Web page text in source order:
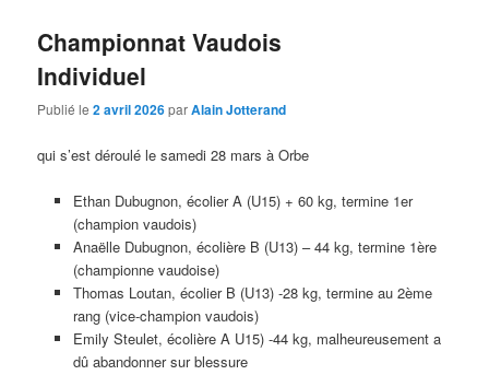
Championnat Vaudois
Individuel
Publié le2 avril 2026parAlain Jotterand
qui s’est déroulé le samedi 28 mars à Orbe
Ethan Dubugnon, écolier A (U15) + 60 kg, termine 1er
(champion vaudois)
Anaëlle Dubugnon, écolière B (U13) – 44 kg, termine 1ère
(championne vaudoise)
Thomas Loutan, écolier B (U13) -28 kg, termine au 2ème
rang (vice-champion vaudois)
Emily Steulet, écolière A U15) -44 kg, malheureusement a
dû abandonner sur blessure